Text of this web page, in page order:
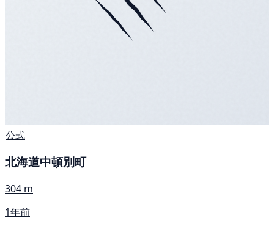
公式
北海道中頓別町
304 m
1年前